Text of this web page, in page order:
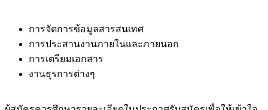
การจัดการข้อมูลสารสนเทศ
การประสานงานภายในและภายนอก
การเตรียมเอกสาร
งานธุรการต่างๆ